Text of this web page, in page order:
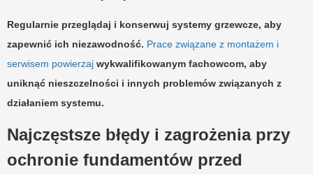
Regularnie przeglądaj i konserwuj systemy grzewcze, aby
zapewnić ich niezawodność. Prace związane z montażem i
serwisem powierzaj wykwalifikowanym fachowcom, aby
uniknąć nieszczelności i innych problemów związanych z
działaniem systemu.
Najczęstsze błędy i zagrożenia przy
ochronie fundamentów przed